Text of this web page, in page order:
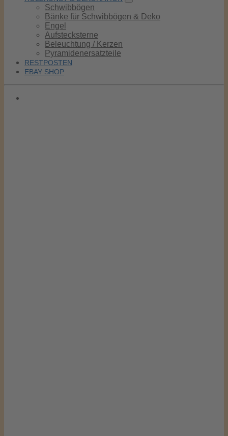
Schwibbögen
Bänke für Schwibbögen & Deko
Engel
Aufstecksterne
Beleuchtung / Kerzen
Pyramidenersatzteile
RESTPOSTEN
EBAY SHOP